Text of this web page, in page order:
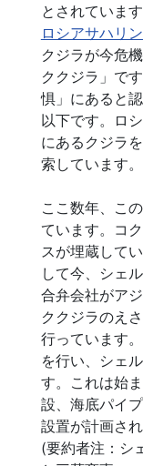
とされています
ロシアサハリ
クジラが今危
ククジラ」で
惧」にあると
以下です。ロ
にあるクジラ
索しています。
ここ数年、こ
ています。コ
スが埋蔵して
して今、シェ
合弁会社がア
ククジラのえ
行っています
を行い、シェ
す。これは始
設、海底パイ
設置が計画され
(要約者注：シ